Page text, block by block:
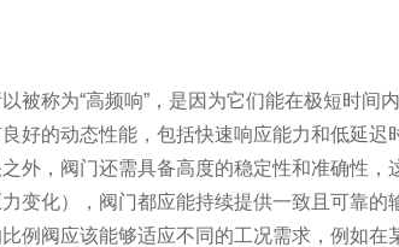
被称为“高频响”，是因为它们能在极短时间
好的动态性能，包括快速响应能力和低延迟
外，阀门还需具备高度的稳定性和准确性，
变化），阀门都应能持续提供一致且可靠的
例阀应该能够适应不同的工况需求，例如在